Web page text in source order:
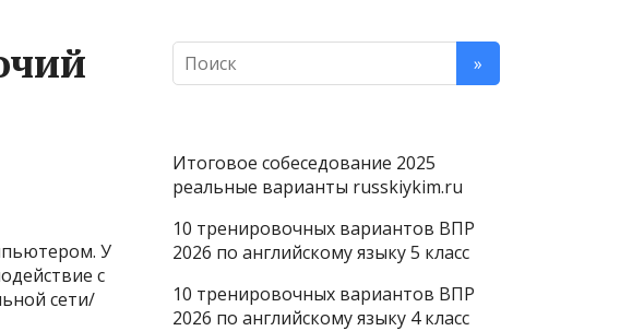
У
с
сети/
Итоговое собеседование 2025
реальные варианты russkiykim.ru
10 тренировочных вариантов ВПР
2026 по английскому языку 5 класс
10 тренировочных вариантов ВПР
2026 по английскому языку 4 класс